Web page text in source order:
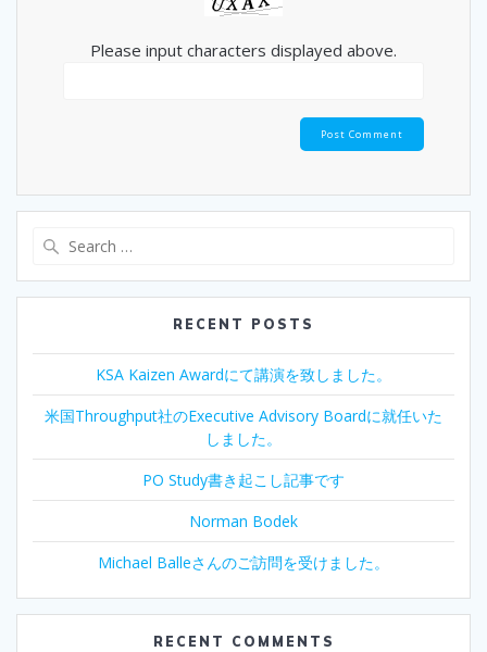
Please input characters displayed above.
RECENT POSTS
KSA Kaizen Awardにて講演を致しました。
米国Throughput社のExecutive Advisory Boardに就任いた
しました。
PO Study書き起こし記事です
Norman Bodek
Michael Balleさんのご訪問を受けました。
RECENT COMMENTS